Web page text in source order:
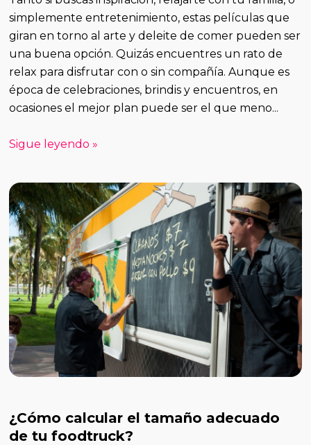
simplemente entretenimiento, estas películas que
giran en torno al arte y deleite de comer pueden ser
una buena opción. Quizás encuentres un rato de
relax para disfrutar con o sin compañía. Aunque es
época de celebraciones, brindis y encuentros, en
ocasiones el mejor plan puede ser el que meno...
Sigue leyendo »
¿Cómo calcular el tamaño adecuado
de tu foodtruck?